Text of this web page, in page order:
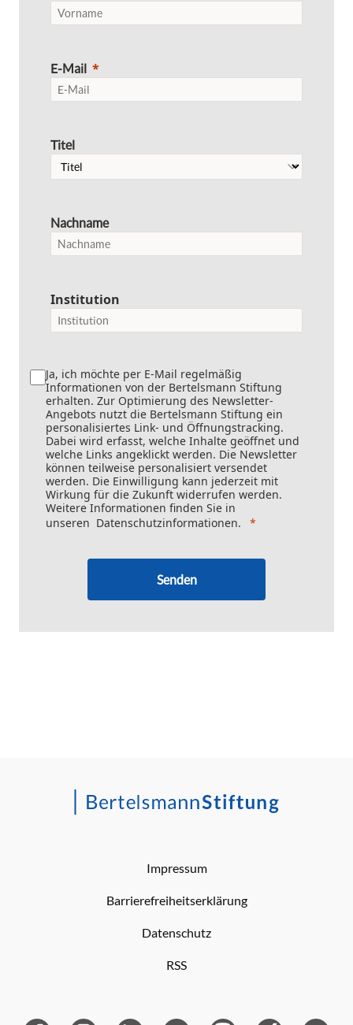
E-Mail
Titel
Nachname
Institution
Ja, ich möchte per E-Mail regelmäßig
Informationen von der Bertelsmann Stiftung
erhalten. Zur Optimierung des Newsletter-
Angebots nutzt die Bertelsmann Stiftung ein
personalisiertes Link- und Öffnungstracking.
Dabei wird erfasst, welche Inhalte geöffnet und
welche Links angeklickt werden. Die Newsletter
können teilweise personalisiert versendet
werden. Die Einwilligung kann jederzeit mit
Wirkung für die Zukunft widerrufen werden.
Weitere Informationen finden Sie in
unseren Datenschutzinformationen.
Senden
Impressum
Barrierefreiheitserklärung
Datenschutz
RSS